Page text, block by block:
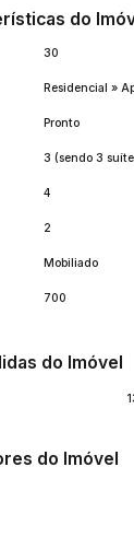
do
30
Residencial »
Pronto
3 (sendo 3
4
2
Mobiliado
700
do Imóvel
do Imóvel